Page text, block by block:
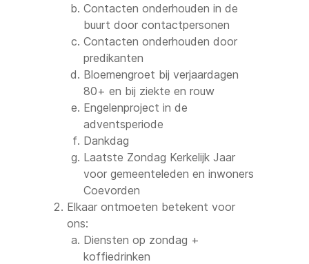
Contacten onderhouden in de
buurt door contactpersonen
Contacten onderhouden door
predikanten
Bloemengroet bij verjaardagen
80+ en bij ziekte en rouw
Engelenproject in de
adventsperiode
Dankdag
Laatste Zondag Kerkelijk Jaar
voor gemeenteleden en inwoners
Coevorden
Elkaar ontmoeten betekent voor
ons:
Diensten op zondag +
koffiedrinken